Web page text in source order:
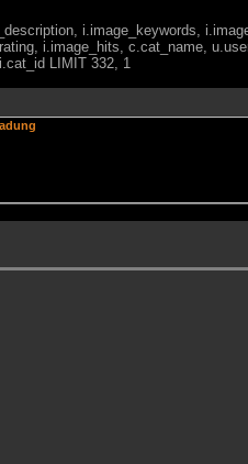
i.image_keywords,
i.image_hits, c.cat_name,
LIMIT 332, 1